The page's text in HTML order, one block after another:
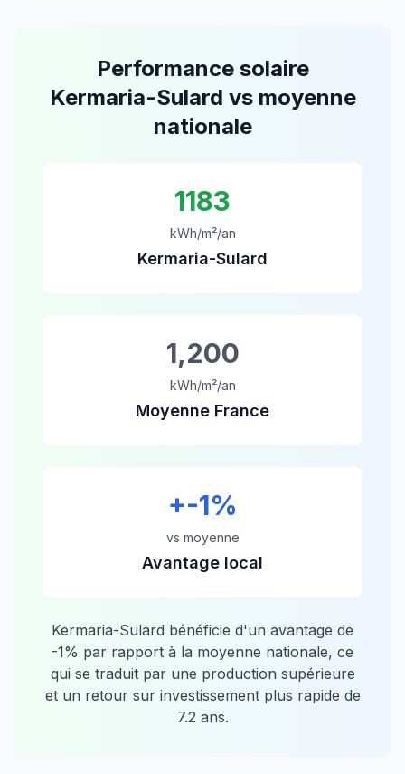
Performance solaire
Kermaria-Sulard vs moyenne
nationale
1183
kWh/m²/an
Kermaria-Sulard
1,200
kWh/m²/an
Moyenne France
+-1%
vs moyenne
Avantage local
Kermaria-Sulard bénéficie d'un avantage de
-1% par rapport à la moyenne nationale, ce
qui se traduit par une production supérieure
et un retour sur investissement plus rapide de
7.2 ans.